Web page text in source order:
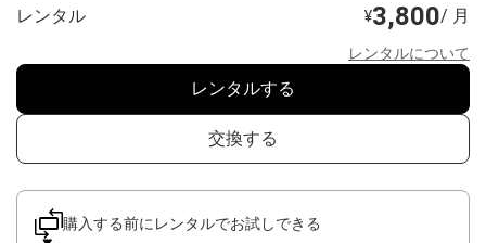
レンタル ¥3,800/ 月
レンタルについて
レンタルする
交換する
購入する前にレンタルでお試しできる